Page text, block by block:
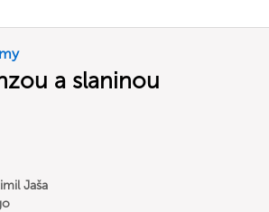
a slaninou
Jaša